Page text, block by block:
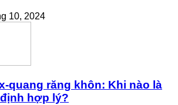
10, 2024
quang răng khôn: Khi nào là
hợp lý?